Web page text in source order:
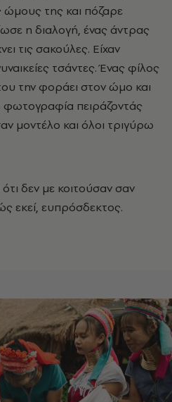
της και πόζαρε
η διαλογή, ένας άντρας
τις σακούλες. Είχαν
τσάντες. Ένας φίλος
την φοράει στον ώμο και
πειράζοντάς
μοντέλο και όλοι τριγύρω
δεν με κοιτούσαν σαν
εκεί, ευπρόσδεκτος.